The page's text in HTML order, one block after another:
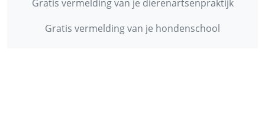
Gratis vermelding van je dierenartsenpraktijk
Gratis vermelding van je hondenschool